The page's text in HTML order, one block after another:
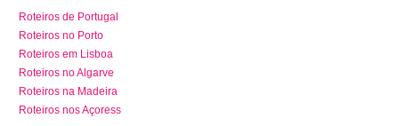
Roteiros de Portugal
Roteiros no Porto
Roteiros em Lisboa
Roteiros no Algarve
Roteiros na Madeira
Roteiros nos Açoress